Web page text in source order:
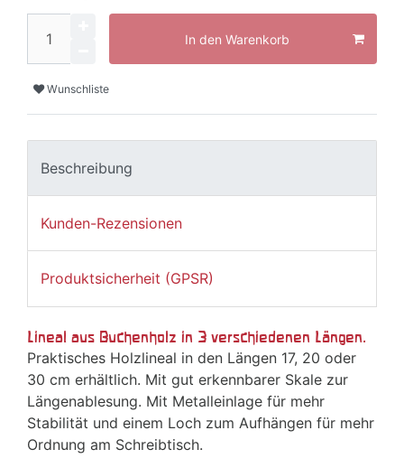
In den Warenkorb
Wunschliste
Beschreibung
Kunden-Rezensionen
Produktsicherheit (GPSR)
Lineal aus Buchenholz in 3 verschiedenen Längen.
Praktisches Holzlineal in den Längen 17, 20 oder
30 cm erhältlich. Mit gut erkennbarer Skale zur
Längenablesung. Mit Metalleinlage für mehr
Stabilität und einem Loch zum Aufhängen für mehr
Ordnung am Schreibtisch.